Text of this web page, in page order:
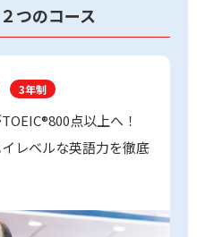
つのコース
3年制
点以上へ！
レベルな英語力を徹底